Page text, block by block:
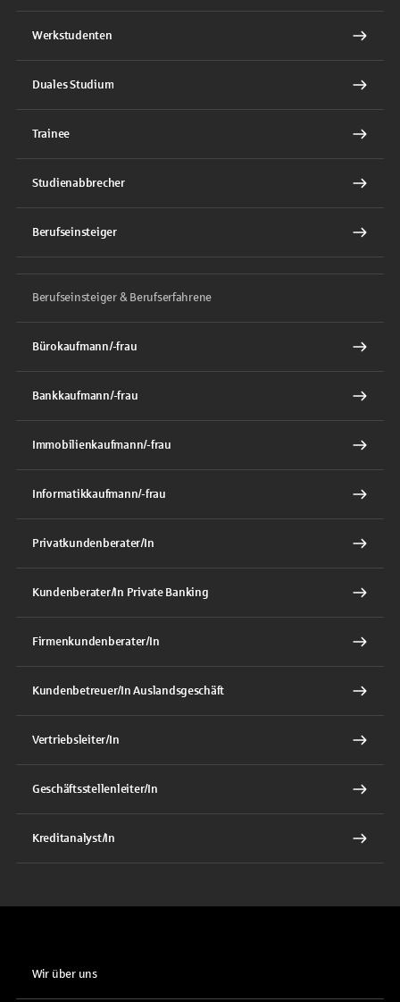
Werkstudenten
Duales Studium
Trainee
Studienabbrecher
Berufseinsteiger
Berufseinsteiger & Berufserfahrene
Bürokaufmann/-frau
Bankkaufmann/-frau
Immobilienkaufmann/-frau
Informatikkaufmann/-frau
Privatkundenberater/In
Kundenberater/In Private Banking
Firmenkundenberater/In
Kundenbetreuer/In Auslandsgeschäft
Vertriebsleiter/In
Geschäftsstellenleiter/In
Kreditanalyst/In
Wir über uns